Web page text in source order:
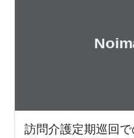
訪問介護定期巡回